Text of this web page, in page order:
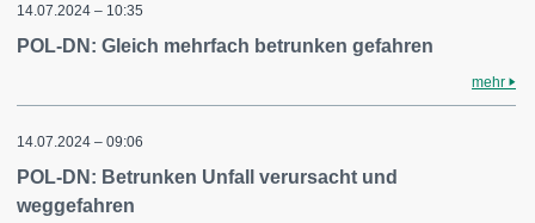
14.07.2024 – 10:35
POL-DN: Gleich mehrfach betrunken gefahren
mehr
14.07.2024 – 09:06
POL-DN: Betrunken Unfall verursacht und
weggefahren